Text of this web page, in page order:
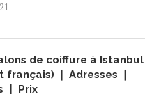
de coiffure à Istanbul
français) ❘ Adresses ❘
❘ Prix